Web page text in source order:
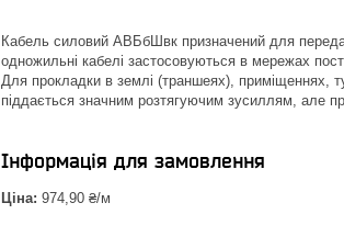
Кабель силовий АВБбШвк призначений для
одножильні кабелі застосовуються в мережах
Для прокладки в землі (траншеях), приміщеннях,
піддається значним розтягуючим зусиллям, але
Інформація для замовлення
Ціна: 974,90 ₴/м